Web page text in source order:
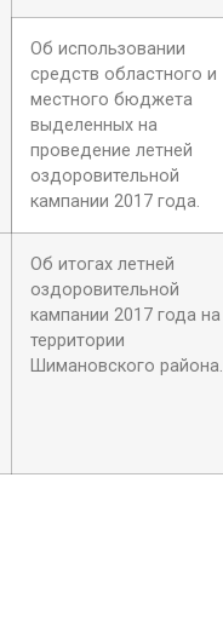
Об использовании
средств областного и
местного бюджета
выделенных на
проведение летней
оздоровительной
кампании 2017 года.
Об итогах летней
оздоровительной
кампании 2017 года на
территории
Шимановского района.